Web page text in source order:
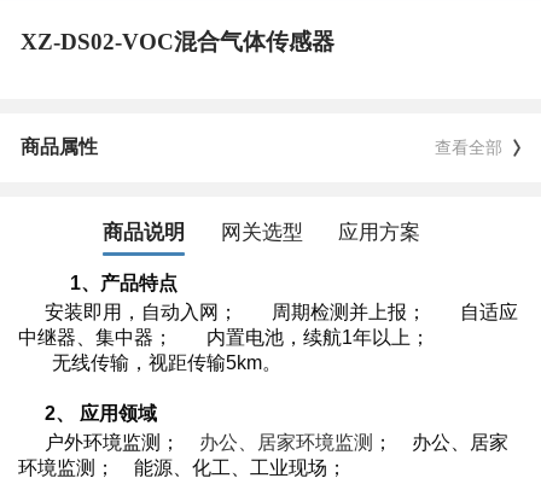
XZ-DS02-VOC混合气体传感器
商品属性 查看全部
商品说明 网关选型 应用方案
1、产品特点
安装即用，自动入网；
周期检测并上报 ；
自适应
中继器、集中器 ； 内置电池，续航1年以上；
无线传输，视距传输5km。
2、 应用领域
户外环境监测；
办公、居家环境监测 ； 办公、居家
环境监测 ； 能源、化工、工业现场 ；